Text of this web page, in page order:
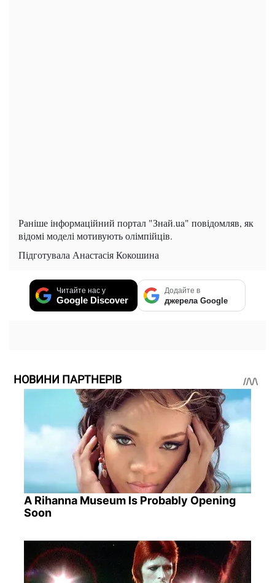
Раніше інформаційний портал "Знай.ua" повідомляв, як
відомі моделі мотивують олімпійців.
Підготувала Анастасія Кокошина
Читайте нас у
Google Discover
Додайте в
джерела Google
НОВИНИ ПАРТНЕРІВ
A Rihanna Museum Is Probably Opening
Soon